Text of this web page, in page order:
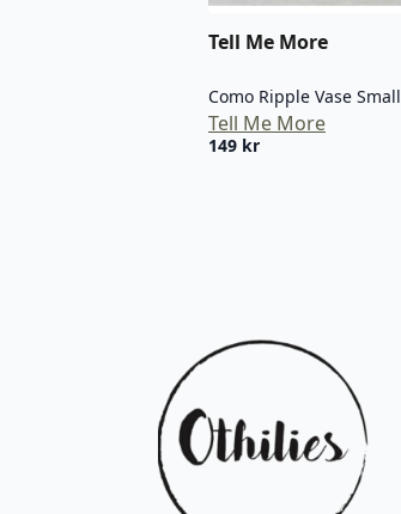
Tell Me More
Como Ripple Vase Small
Tell Me More
149 kr